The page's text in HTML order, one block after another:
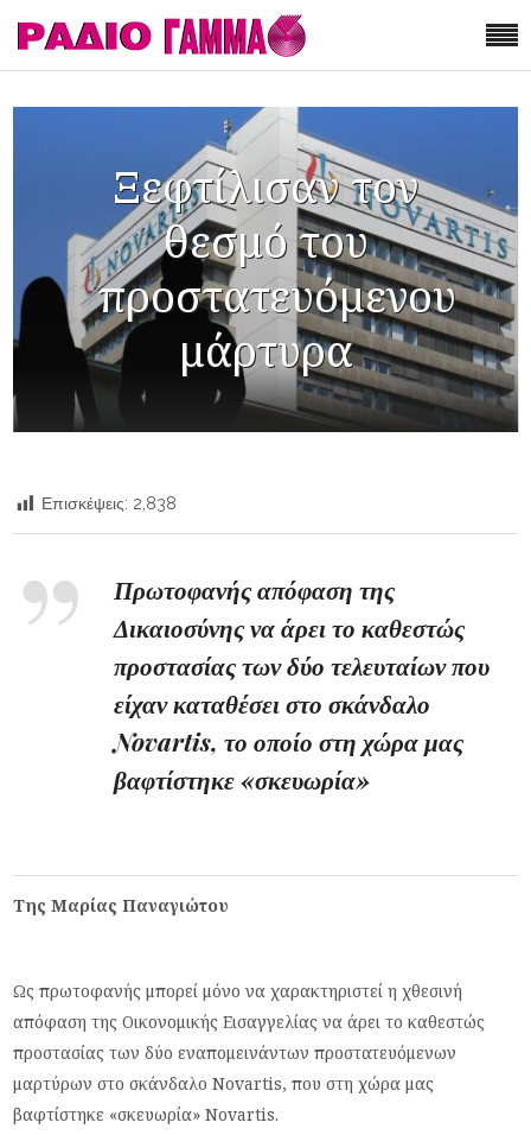
Ξεφτίλισαν τον
θεσμό του
προστατευόμενου
μάρτυρα
Επισκέψεις: 2,838
Πρωτοφανής απόφαση της
Δικαιοσύνης να άρει το καθεστώς
προστασίας των δύο τελευταίων που
είχαν καταθέσει στο σκάνδαλο
Novartis, το οποίο στη χώρα μας
βαφτίστηκε «σκευωρία»
Της Μαρίας Παναγιώτου
Ως πρωτοφανής μπορεί μόνο να χαρακτηριστεί η χθεσινή
απόφαση της Οικονομικής Εισαγγελίας να άρει το καθεστώς
προστασίας των δύο εναπομεινάντων προστατευόμενων
μαρτύρων στο σκάνδαλο Novartis, που στη χώρα μας
βαφτίστηκε «σκευωρία» Novartis.